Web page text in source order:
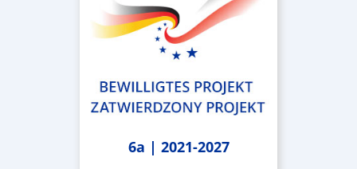
6a | 2021-2027